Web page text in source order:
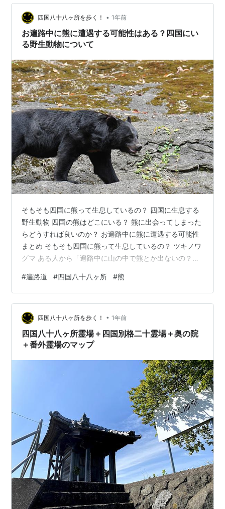
四国八十八ヶ所を歩く！ • 1年前
お遍路中に熊に遭遇する可能性はある？四国にい
る野生動物について
そもそも四国に熊って生息しているの？ 四国に生息する
野生動物 四国の熊はどこにいる？ 熊に出会ってしまった
らどうすれば良いのか？ お遍路中に熊に遭遇する可能性
まとめ そもそも四国に熊って生息しているの？ ツキノワ
グマ ある人から「遍路中に山の中で熊とか出ないの？」
に熊に遭遇したら、かなりピンチです。 結論から言う
と、四国に熊は生息しています。ツキノワグマです。 以
前、お遍路に関する疑問をまとめましたが、ここに別
途、熊を含む四国の野生動物について記しておきます。
shikoku88.hatenablog.jp 四国に生息する野生動物 太龍
寺から…
#遍路道 #四国八十八ヶ所 #熊
四国八十八ヶ所を歩く！ • 1年前
四国八十八ヶ所霊場＋四国別格二十霊場＋奥の院
＋番外霊場のマップ